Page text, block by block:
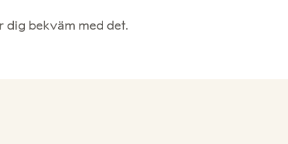
dig bekväm med det.